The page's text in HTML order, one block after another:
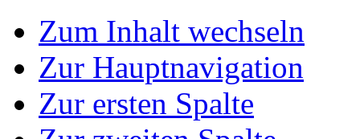
Zum Inhalt wechseln
Zur Hauptnavigation
Zur ersten Spalte